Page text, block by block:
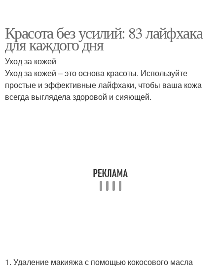
Красота без усилий: 83 лайфхака
для каждого дня
Уход за кожей
Уход за кожей – это основа красоты. Используйте
простые и эффективные лайфхаки, чтобы ваша кожа
всегда выглядела здоровой и сияющей.
1. Удаление макияжа с помощью кокосового масла